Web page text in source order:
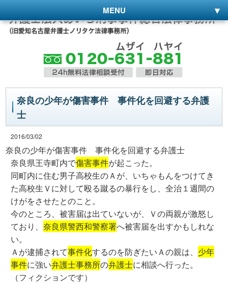
MENU
奈良の少年が傷害事件 事件化を回避する弁護
士
2016/03/02
奈良の少年が傷害事件 事件化を回避する弁護士
奈良県王寺町内で傷害事件が起こった。
同町内に住む男子高校生のＡが、いちゃもんをつけてき
た高校生Ｖに対して殴る蹴るの暴行をし、全治１週間の
けがをさせたとのこと。
今のところ、被害届は出ていないが、Ｖの両親が激怒し
ており、奈良県警西和警察署へ被害届を出すかもしれな
い。
Ａが逮捕されて事件化するのを防ぎたいＡの親は、 少年
事件に強い弁護士事務所の弁護士に相談へ行った。
（フィクションです）